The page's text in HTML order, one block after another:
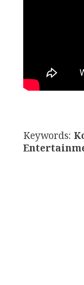
Keywords: